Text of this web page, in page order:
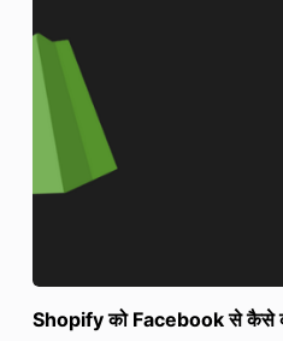
Shopify को Facebook से कैसे